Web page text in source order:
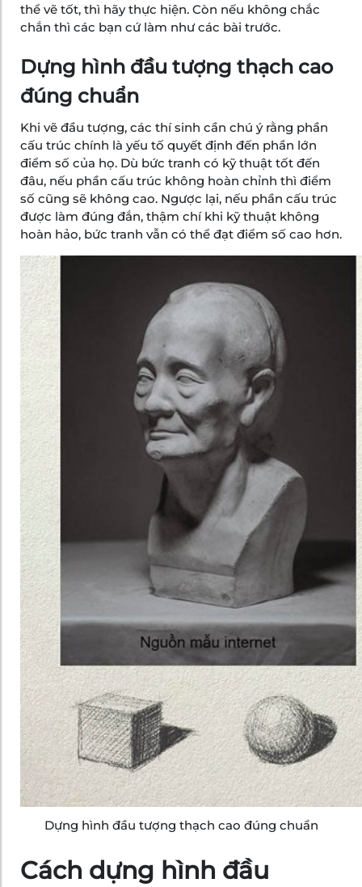
thể vẽ tốt, thì hãy thực hiện. Còn nếu không chắc
chắn thì các bạn cứ làm như các bài trước.
Dựng hình đầu tượng thạch cao
đúng chuẩn
Khi vẽ đầu tượng, các thí sinh cần chú ý rằng phần
cấu trúc chính là yếu tố quyết định đến phần lớn
điểm số của họ. Dù bức tranh có kỹ thuật tốt đến
đâu, nếu phần cấu trúc không hoàn chỉnh thì điểm
số cũng sẽ không cao. Ngược lại, nếu phần cấu trúc
được làm đúng đắn, thậm chí khi kỹ thuật không
hoàn hảo, bức tranh vẫn có thể đạt điểm số cao hơn.
Dựng hình đầu tượng thạch cao đúng chuẩn
Cách dựng hình đầu